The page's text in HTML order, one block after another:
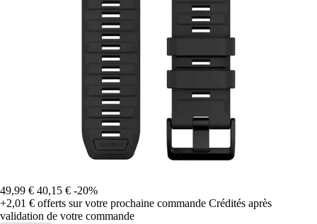
49,99 € 40,15 € -20%
+2,01 € offerts sur votre prochaine commande Crédités après
validation de votre commande